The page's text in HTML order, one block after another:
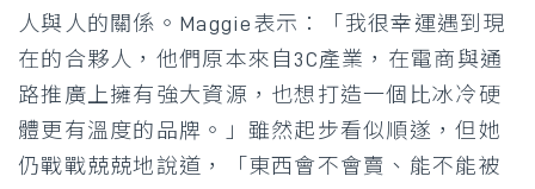
人與人的關係。Maggie表示：「我很幸運遇到現
在的合夥人，他們原本來自3C產業，在電商與通
路推廣上擁有強大資源，也想打造一個比冰冷硬
體更有溫度的品牌。」雖然起步看似順遂，但她
仍戰戰兢兢地說道，「東西會不會賣、能不能被